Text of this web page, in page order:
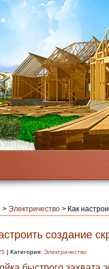
> Электричество > Как
создание
| Категория: Электричество